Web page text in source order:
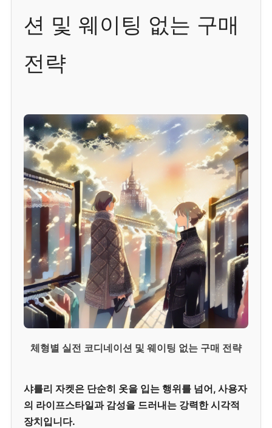
션 및 웨이팅 없는 구매
전략
체형별 실전 코디네이션 및 웨이팅 없는 구매 전략
샤를리 자켓은 단순히 옷을 입는 행위를 넘어, 사용자
의 라이프스타일과 감성을 드러내는 강력한 시각적
장치입니다.